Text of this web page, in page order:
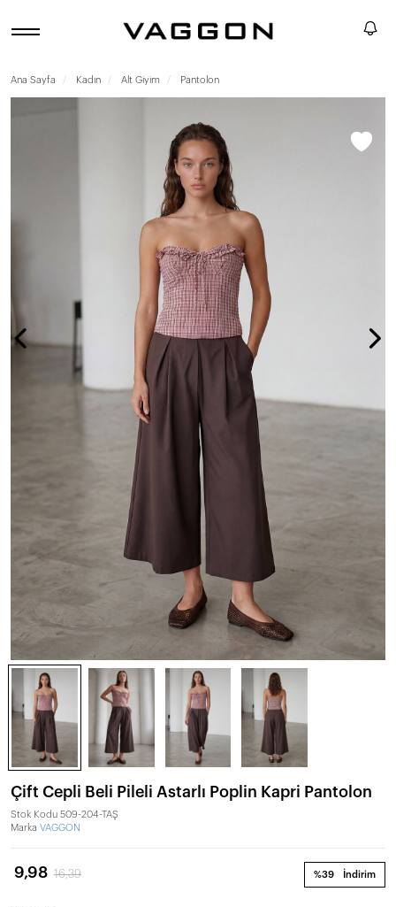
Ana Sayfa Kadın Alt Giyim Pantolon
Çift Cepli Beli Pileli Astarlı Poplin Kapri Pantolon
Stok Kodu 509-204-TAŞ
Marka VAGGON
%39 İndirim
9,98 16,39